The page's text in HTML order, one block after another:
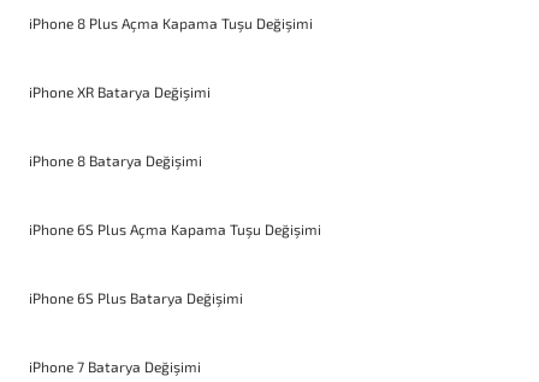
iPhone 8 Plus Açma Kapama Tuşu Değişimi
iPhone XR Batarya Değişimi
iPhone 8 Batarya Değişimi
iPhone 6S Plus Açma Kapama Tuşu Değişimi
iPhone 6S Plus Batarya Değişimi
iPhone 7 Batarya Değişimi